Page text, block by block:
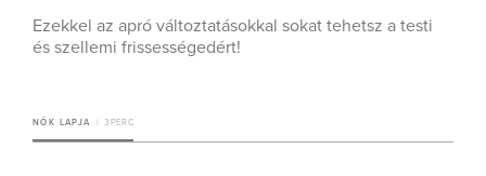
Ezekkel az apró változtatásokkal sokat tehetsz a testi
és szellemi frissességedért!
NŐK LAPJA 3 PERC